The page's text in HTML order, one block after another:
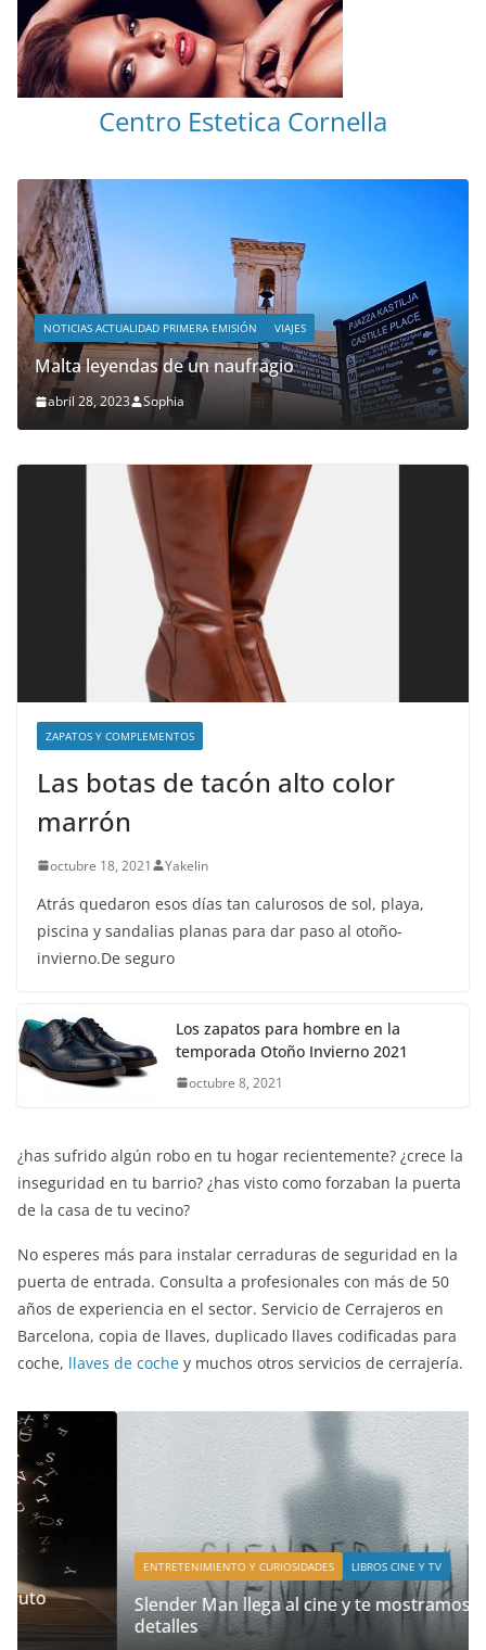
Centro Estetica Cornella
NOTICIAS ACTUALIDAD PRIMERA EMISIÓN VIAJES
Malta leyendas de un naufragio
abril 28, 2023 Sophia
ZAPATOS Y COMPLEMENTOS
Las botas de tacón alto color
marrón
octubre 18, 2021 Yakelin
Atrás quedaron esos días tan calurosos de sol, playa,
piscina y sandalias planas para dar paso al otoño-
invierno.De seguro
Los zapatos para hombre en la
temporada Otoño Invierno 2021
octubre 8, 2021
¿has sufrido algún robo en tu hogar recientemente? ¿crece la
inseguridad en tu barrio? ¿has visto como forzaban la puerta
de la casa de tu vecino?
No esperes más para instalar cerraduras de seguridad en la
puerta de entrada. Consulta a profesionales con más de 50
años de experiencia en el sector. Servicio de Cerrajeros en
Barcelona, copia de llaves, duplicado llaves codificadas para
coche, llaves de coche y muchos otros servicios de cerrajería.
ENTRETENIMIENTO Y CURIOSIDADES LIBROS CINE Y TV
Slender Man llega al cine y te mostramos todos los
detalles